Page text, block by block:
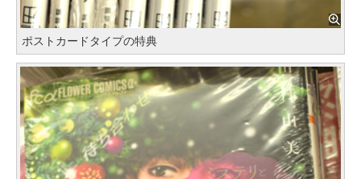
ポストカードタイプの特典